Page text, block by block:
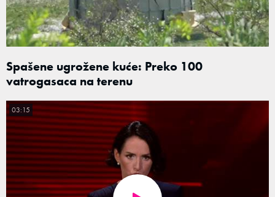
Spašene ugrožene kuće: Preko 100
vatrogasaca na terenu
03:15